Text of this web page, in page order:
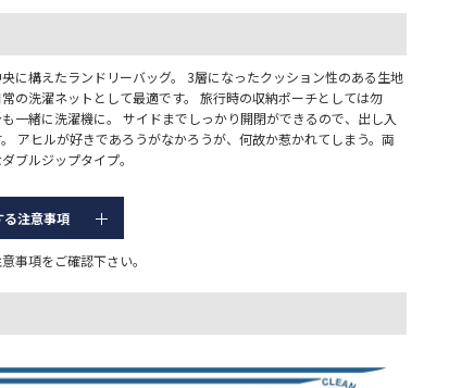
に構えたランドリーバッグ。 3層になったクッション性のある生地
の洗濯ネットとして最適です。 旅行時の収納ポーチとしては勿
一緒に洗濯機に。 サイドまでしっかり開閉ができるので、出し入
アヒルが好きであろうがなかろうが、何故か惹かれてしまう。両
ブルジップタイプ。
る注意事項
事項をご確認下さい。